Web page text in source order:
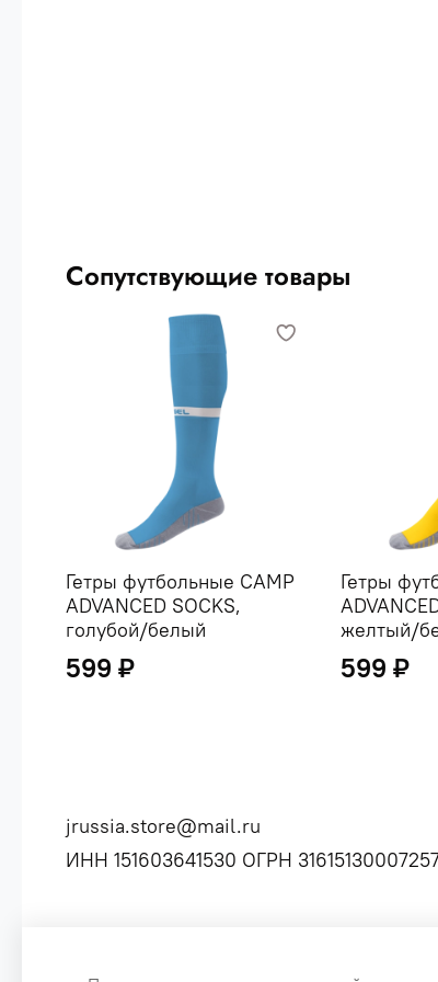
Сопутствующие товары
Гетры футбольные CAMP
ADVANCED SOCKS,
голубой/белый
599 ₽
Гетры
желтый/
599 ₽
jrussia.store@mail.ru
ИНН 151603641530 ОГРН